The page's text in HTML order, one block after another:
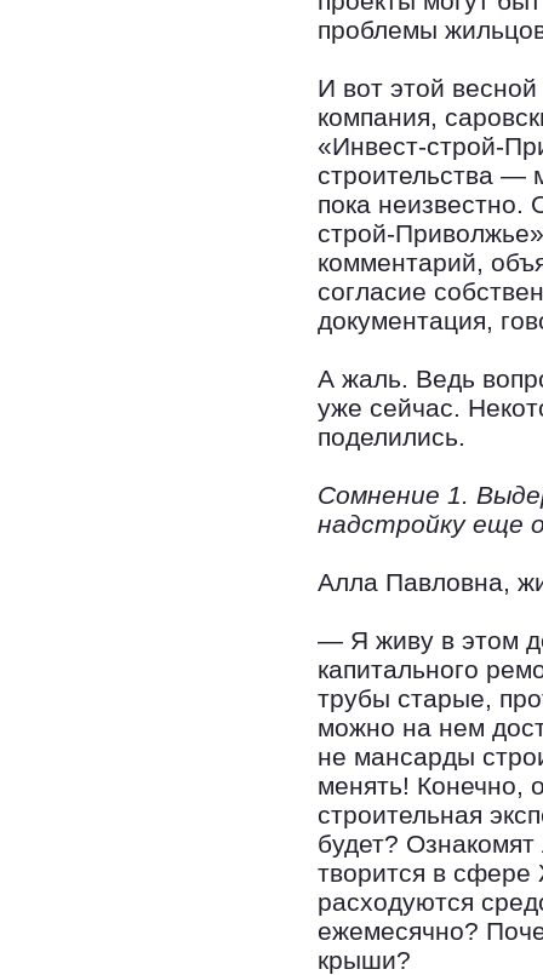
проблемы
И вот этой
компания,
«Инвест-строй-
строительства —
пока
строй-
комментарий,
согласие
документация,
А жаль. Ведь
уже сейчас.
поделились.
Сомнение 1.
надстройку еще
Алла Павловна,
— Я живу в этом
капитального
трубы старые,
можно на нем
не мансарды
менять! Конечно,
строительная
будет?
творится в
расходуются
ежемесячно?
крыши?